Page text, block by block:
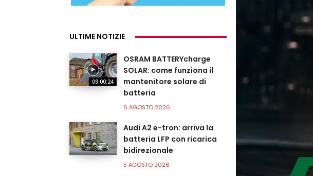
ULTIME NOTIZIE
09:00:24
OSRAM BATTERYcharge
SOLAR: come funziona il
mantenitore solare di
batteria
6 AGOSTO 2026
Audi A2 e-tron: arriva la
batteria LFP con ricarica
bidirezionale
5 AGOSTO 2026